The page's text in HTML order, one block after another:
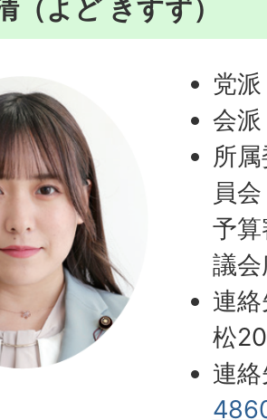
（よど きすず）
党
会
所
員
予
議
連
松
連